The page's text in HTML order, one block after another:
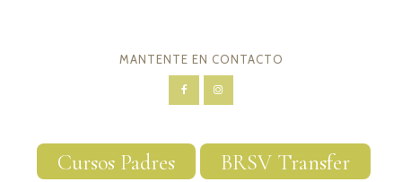
MANTENTE EN CONTACTO
Cursos Padres BRSV Transfer